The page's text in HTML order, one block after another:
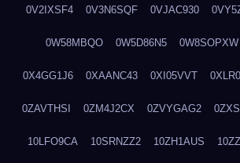
0V2IXSF4 0V3N6SQF 0VJAC930
0W58MBQO 0W5D86N5 0W8SOPXW
0X4GG1J6 0XAANC43 0XI05VVT
0ZAVTHSI 0ZM4J2CX 0ZVYGAG2
10LFO9CA 10SRNZZ2 10ZH1AUS